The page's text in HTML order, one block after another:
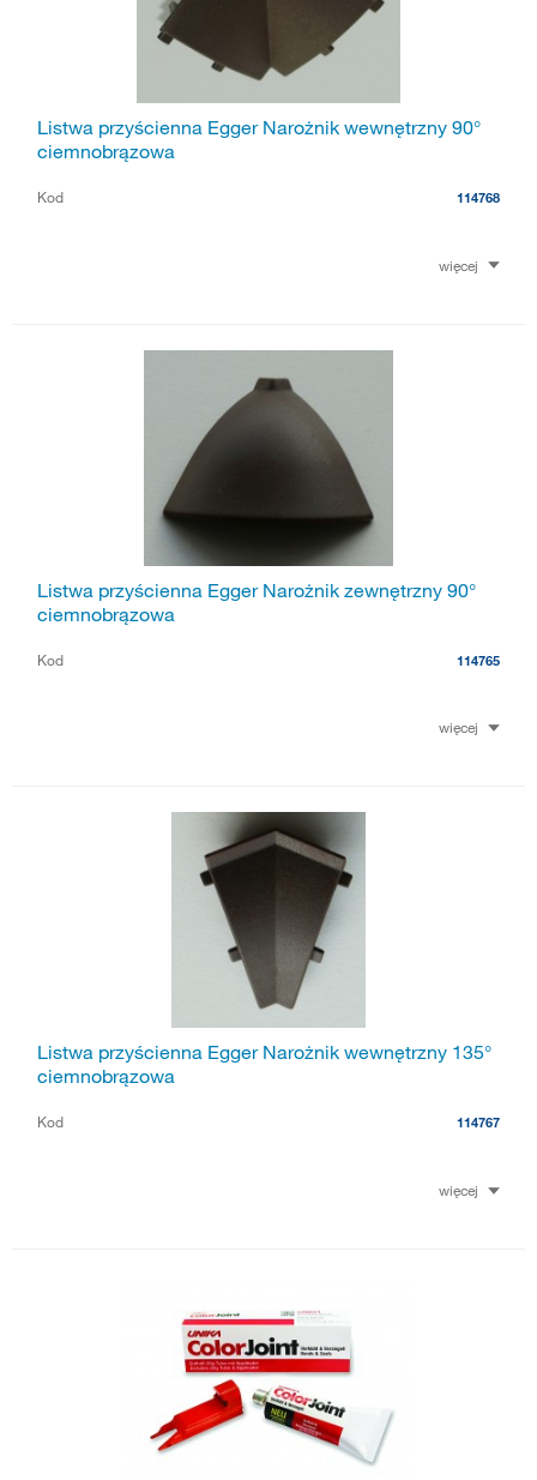
Listwa przyścienna Egger Narożnik wewnętrzny 90°
ciemnobrązowa
Kod 114768
więcej
Listwa przyścienna Egger Narożnik zewnętrzny 90°
ciemnobrązowa
Kod 114765
więcej
Listwa przyścienna Egger Narożnik wewnętrzny 135°
ciemnobrązowa
Kod 114767
więcej